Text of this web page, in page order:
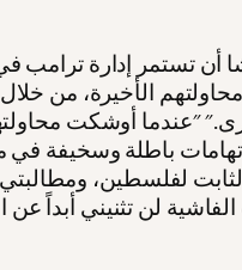
تستمر إدارة ترامب في
الأخيرة، من
"عندما أوشكت
باطلة وسخيفة في
لفلسطين، ومطالبتي
لن تثنيني أبداً عن